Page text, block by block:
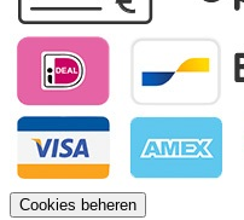
Cookies beheren